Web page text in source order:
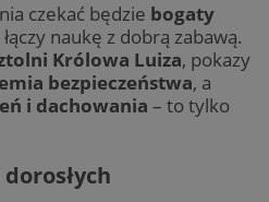
czekać będzie bogaty
naukę z dobrą zabawą.
Królowa Luiza, pokazy
bezpieczeństwa, a
i dachowania – to tylko